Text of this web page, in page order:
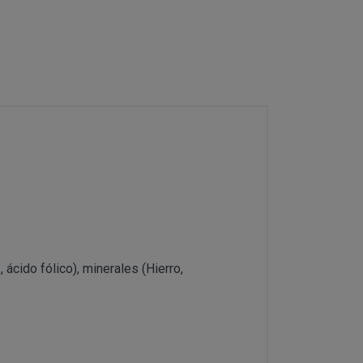
ácido fólico), minerales (Hierro,
dirección postal se
detallados
o higiene.